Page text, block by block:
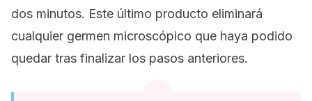
dos minutos. Este último producto eliminará
cualquier germen microscópico que haya podido
quedar tras finalizar los pasos anteriores.